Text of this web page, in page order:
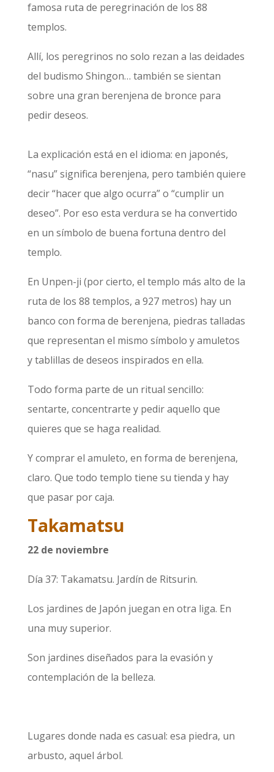
famosa ruta de peregrinación de los 88
templos.
Allí, los peregrinos no solo rezan a las deidades
del budismo Shingon… también se sientan
sobre una gran berenjena de bronce para
pedir deseos.
La explicación está en el idioma: en japonés,
“nasu” significa berenjena, pero también quiere
decir “hacer que algo ocurra” o “cumplir un
deseo”. Por eso esta verdura se ha convertido
en un símbolo de buena fortuna dentro del
templo.
En Unpen-ji (por cierto, el templo más alto de la
ruta de los 88 templos, a 927 metros) hay un
banco con forma de berenjena, piedras talladas
que representan el mismo símbolo y amuletos
y tablillas de deseos inspirados en ella.
Todo forma parte de un ritual sencillo:
sentarte, concentrarte y pedir aquello que
quieres que se haga realidad.
Y comprar el amuleto, en forma de berenjena,
claro. Que todo templo tiene su tienda y hay
que pasar por caja.
Takamatsu
22 de noviembre
Día 37: Takamatsu. Jardín de Ritsurin.
Los jardines de Japón juegan en otra liga. En
una muy superior.
Son jardines diseñados para la evasión y
contemplación de la belleza.
Lugares donde nada es casual: esa piedra, un
arbusto, aquel árbol.